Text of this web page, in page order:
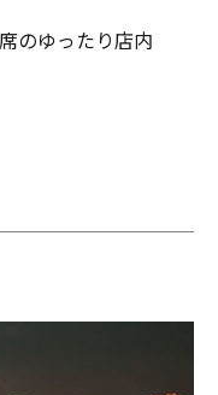
のゆったり店内